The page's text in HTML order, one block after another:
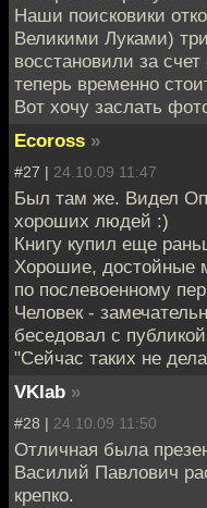
Наши поисковики
Великими Луками)
восстановили за
теперь временно
Вот хочу заслать
Ecoross »
#27 | 24.10.09 11:47
Был там же. Видел
хороших людей :)
Книгу купил еще
Хорошие, достойные
по послевоенному
Человек -
беседовал с
"Сейчас таких не
VKlab »
#28 | 24.10.09 11:50
Отличная была
Василий Павлович
крепко.